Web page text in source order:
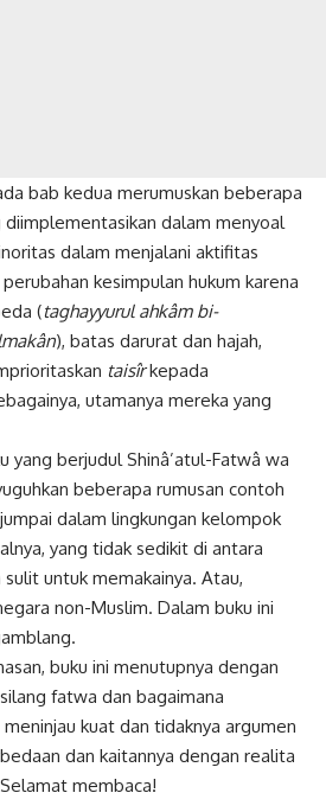
bab kedua merumuskan beberapa
diimplementasikan dalam menyoal
dalam menjalani aktifitas
kesimpulan hukum karena
(taghayyurul ahkâm bi-
), batas darurat dan hajah,
taisîrkepada
utamanya mereka yang
yang berjudul Shinâ’atul-Fatwâ wa
beberapa rumusan contoh
dalam lingkungan kelompok
yang tidak sedikit di antara
untuk memakainya. Atau,
non-Muslim. Dalam buku ini
buku ini menutupnya dengan
fatwa dan bagaimana
kuat dan tidaknya argumen
dan kaitannya dengan realita
membaca!